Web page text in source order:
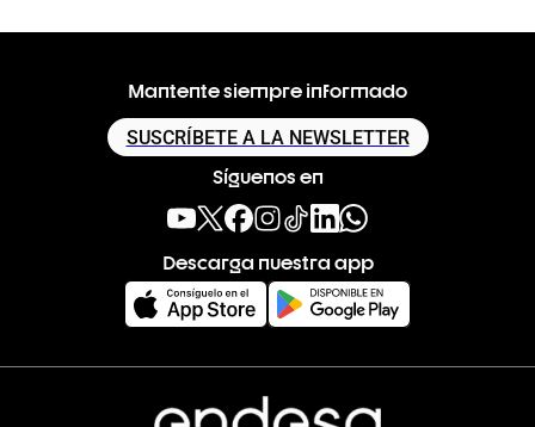
Mantente siempre informado
SUSCRÍBETE A LA NEWSLETTER
Síguenos en
Descarga nuestra app